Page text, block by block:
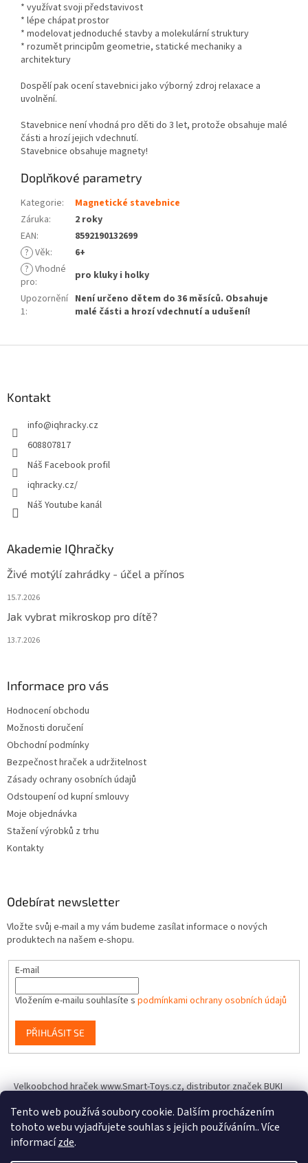
Tento web používá soubory cookie. Dalším procházením
tohoto webu vyjadřujete souhlas s jejich používáním.. Více
informacízde.
* využívat svoji představivost
* lépe chápat prostor
* modelovat jednoduché stavby a molekulární struktury
* rozumět principům geometrie, statické mechaniky a
architektury
Dospělí pak ocení stavebnici jako výborný zdroj relaxace a
uvolnění.
Stavebnice není vhodná pro děti do 3 let, protože obsahuje malé
části a hrozí jejich vdechnutí.
Stavebnice obsahuje magnety!
Doplňkové parametry
Kategorie:
Magnetické stavebnice
Záruka:
2 roky
EAN:
8592190132699
? Věk:
6+
? Vhodné
pro:
pro kluky i holky
Upozornění
1:
Není určeno dětem do 36 měsíců. Obsahuje
malé části a hrozí vdechnutí a udušení!
Kontakt
info@iqhracky.cz
608807817
Náš Facebook profil
iqhracky.cz/
Náš Youtube kanál
Akademie IQhračky
Živé motýlí zahrádky - účel a přínos
15.7.2026
Jak vybrat mikroskop pro dítě?
13.7.2026
Informace pro vás
Hodnocení obchodu
Možnosti doručení
Obchodní podmínky
Bezpečnost hraček a udržitelnost
Zásady ochrany osobních údajů
Odstoupení od kupní smlouvy
Moje objednávka
Stažení výrobků z trhu
Kontakty
Odebírat newsletter
Vložte svůj e-mail a my vám budeme zasílat informace o nových
produktech na našem e-shopu.
E-mail
Vložením e-mailu souhlasíte s podmínkami ochrany osobních údajů
PŘIHLÁSIT SE
Velkoobchod hraček www.Smart-Toys.cz, distributor značek BUKI